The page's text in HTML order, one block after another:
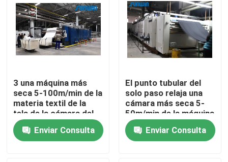
máquina del stenter de la materia textil
Máquina de Stenter del aire caliente
Máquina de Stenter de la tela
Secadora de la materia textil
3 una máquina más
seca 5-100m/min de la
materia textil de la
tela de la cámara del
paso 6
Enviar Consulta
El punto tubular del
solo paso relaja una
cámara más seca 5-
50m/min de la máquina
2-6
Enviar Consulta